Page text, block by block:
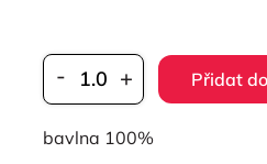
Přidat
bavlna 100%